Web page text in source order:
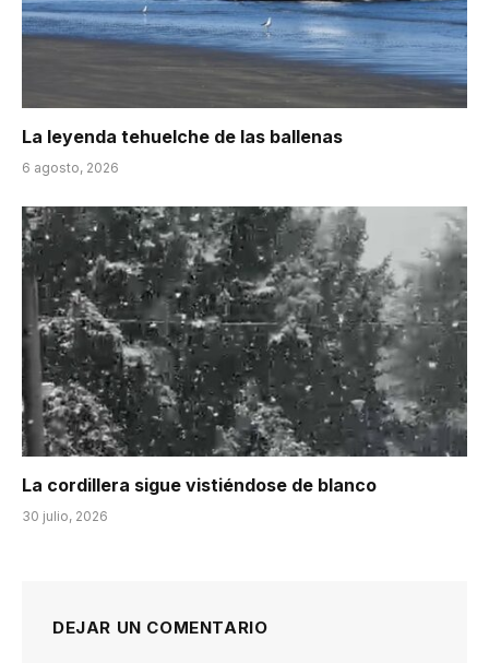
La leyenda tehuelche de las ballenas
6 agosto, 2026
La cordillera sigue vistiéndose de blanco
30 julio, 2026
DEJAR UN COMENTARIO